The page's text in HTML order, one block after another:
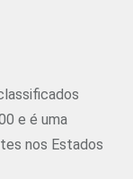
e é uma
nos Estados